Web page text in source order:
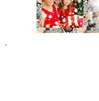
.